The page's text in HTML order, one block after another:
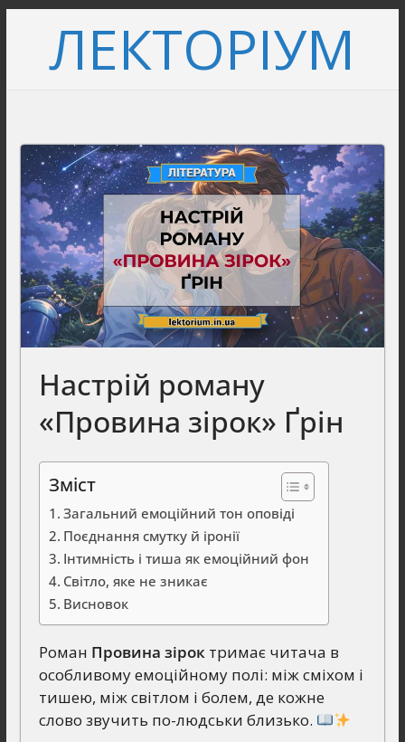
вмістуЛЕКТОРІУМ
Настрій роману
«Провина зірок» Ґрін
Зміст
Загальний емоційний тон оповіді
Поєднання смутку й іронії
Інтимність і тиша як емоційний фон
Світло, яке не зникає
Висновок
Роман Провина зіроктримає читача в
особливому емоційному полі: між сміхом і
тишею, між світлом і болем, де кожне
слово звучить по-людськи близько.